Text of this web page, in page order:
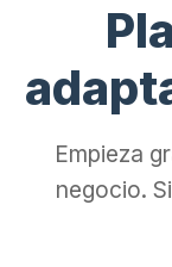
Empieza
negocio.